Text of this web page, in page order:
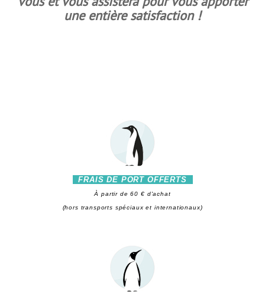
une entière satisfaction !
FRAIS DE PORT OFFERTS
À partir de 60 € d'achat
(hors transports spéciaux et internationaux)